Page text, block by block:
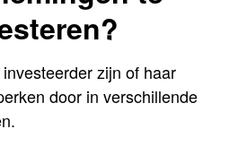
zijn of haar
door in verschillende